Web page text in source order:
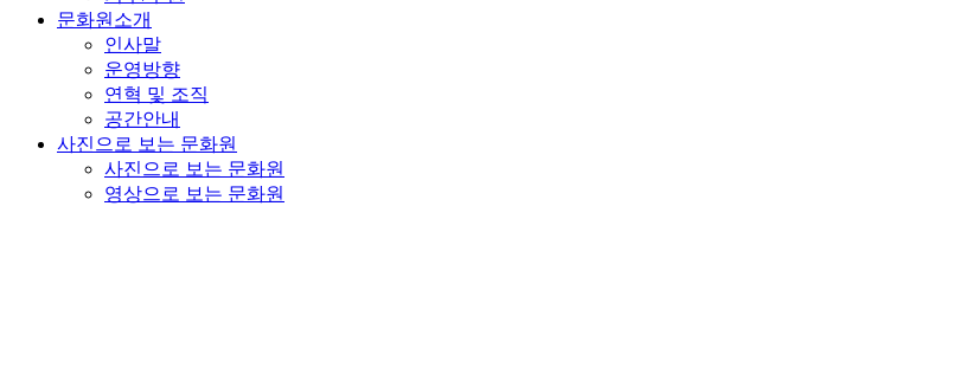
문화원소개
인사말
운영방향
연혁 및 조직
공간안내
사진으로 보는 문화원
사진으로 보는 문화원
영상으로 보는 문화원